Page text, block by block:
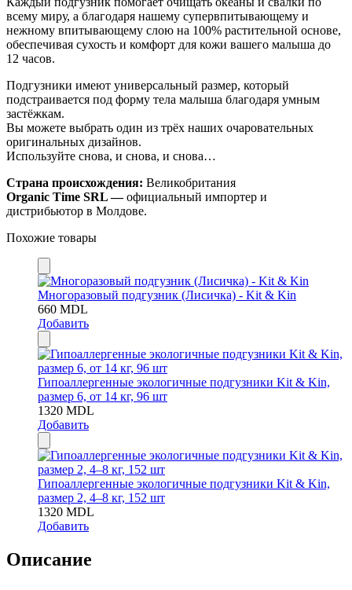
всему миру, а благодаря нашему супервпитывающему и
нежному впитывающему слою на 100% растительной основе,
обеспечивая сухость и комфорт для кожи вашего малыша до
12 часов.
Подгузники имеют универсальный размер, который
подстраивается под форму тела малыша благодаря умным
застёжкам.
Вы можете выбрать один из трёх наших очаровательных
оригинальных дизайнов.
Используйте снова, и снова, и снова…
Страна происхождения: Великобритания
Organic Time SRL —официальный импортер и
дистрибьютор в Молдове.
Похожие товары
Многоразовый подгузник (Лисичка) - Kit & Kin
660 MDL
Добавить
Гипоаллергенные экологичные подгузники Kit & Kin,
размер 6, от 14 кг, 96 шт
1320 MDL
Добавить
Гипоаллергенные экологичные подгузники Kit & Kin,
размер 2, 4–8 кг, 152 шт
1320 MDL
Добавить
Описание